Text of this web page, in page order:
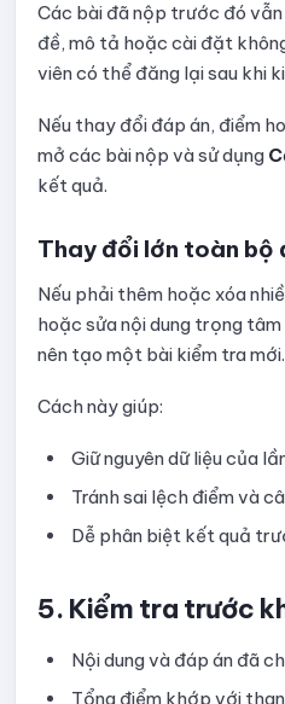
Các bài đã nộp trước đó
đề, mô tả hoặc cài đặt
viên có thể đăng lại sau khi
Nếu thay đổi đáp án, điểm
mở các bài nộp và sử dụng
kết quả.
Thay đổi lớn toàn bộ
Nếu phải thêm hoặc xóa
hoặc sửa nội dung trọng
nên tạo một bài kiểm tra mới.
Cách này giúp:
Giữ nguyên dữ liệu của
Tránh sai lệch điểm và
Dễ phân biệt kết quả
5. Kiểm tra trước
Nội dung và đáp án đã
Tổng điểm khớp với